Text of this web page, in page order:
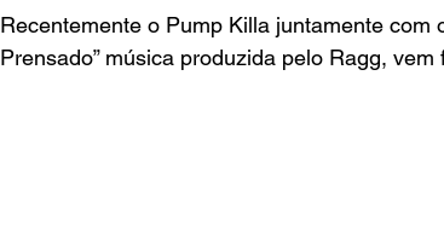
Recentemente o Pump Killa juntamente com
Prensado” música produzida pelo Ragg,